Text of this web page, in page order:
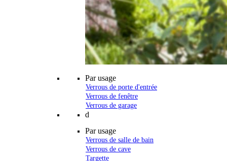
Par usage
Verrous de porte d'entrée
Verrous de fenêtre
Verrous de garage
d
Par usage
Verrous de salle de bain
Verrous de cave
Targette